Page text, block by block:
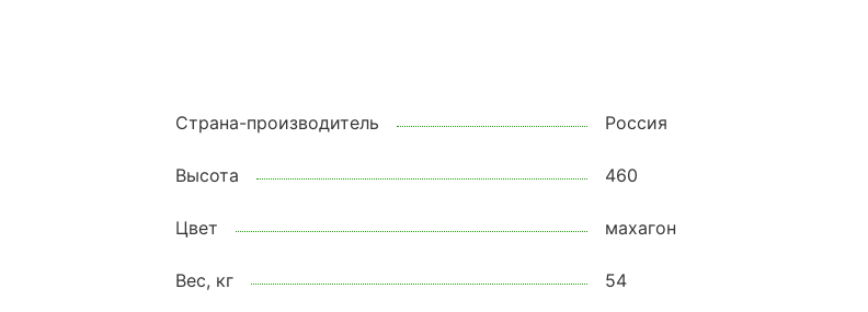
Страна-производитель Россия
Высота 460
Цвет махагон
Вес, кг 54